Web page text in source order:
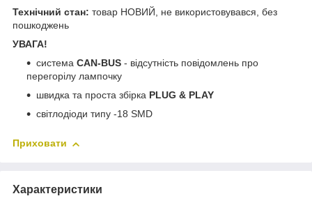
Технічний стан: товар НОВИЙ, не використовувався, без
пошкоджень
УВАГА!
система CAN-BUS - відсутність повідомлень про
перегорілу лампочку
швидка та проста збірка PLUG & PLAY
світлодіоди типу -18 SMD
Приховати
Характеристики